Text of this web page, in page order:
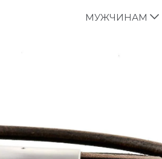
МУЖЧИНАМ